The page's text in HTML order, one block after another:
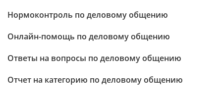
Нормоконтроль по деловому общению
Онлайн-помощь по деловому общению
Ответы на вопросы по деловому общению
Отчет на категорию по деловому общению